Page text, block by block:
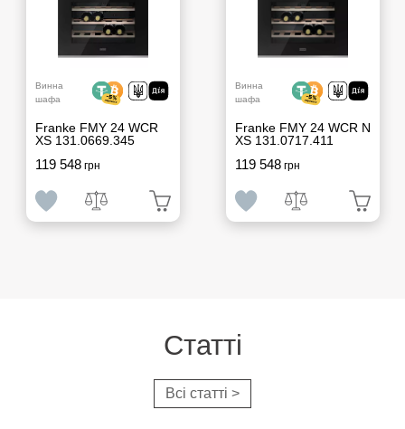
Винна
шафа
Franke FMY 24 WCR
XS 131.0669.345
119 548грн
Винна
шафа
Franke FMY 24 WCR N
XS 131.0717.411
119 548грн
Cтатті
Всі статті >